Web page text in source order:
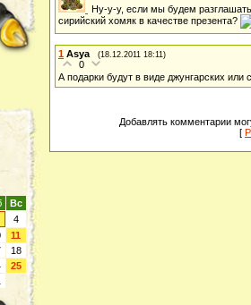
Вс
4
11
18
25
Ну-у-у, если мы будем
сирийский хомяк в качестве презента?
1 Asya (18.12.2011 18:11)
0
А подарки будут в виде джунгарских или
Добавлять комментарии
[